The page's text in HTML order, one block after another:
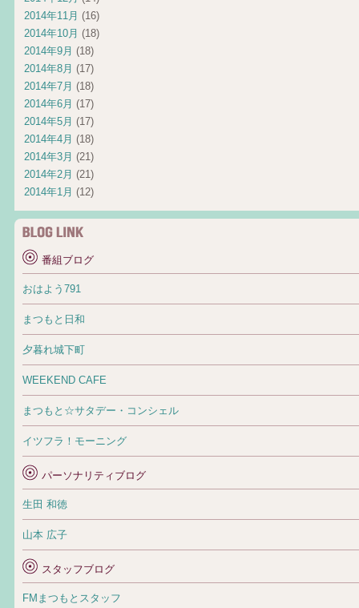
2014年11月 (16)
2014年10月 (18)
2014年9月 (18)
2014年8月 (17)
2014年7月 (18)
2014年6月 (17)
2014年5月 (17)
2014年4月 (18)
2014年3月 (21)
2014年2月 (21)
2014年1月 (12)
番組ブログ
おはよう791
まつもと日和
夕暮れ城下町
WEEKEND CAFE
まつもと☆サタデー・コンシェル
イツフラ！モーニング
パーソナリティブログ
生田 和徳
山本 広子
スタッフブログ
FMまつもとスタッフ